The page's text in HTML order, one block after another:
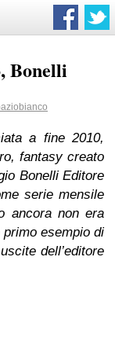
Bonelli
a fine 2010,
fantasy creato
Bonelli Editore
serie mensile
ancora non era
esempio di
dell’editore